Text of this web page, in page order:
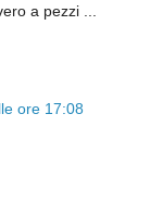
a pezzi ...
ore 17:08